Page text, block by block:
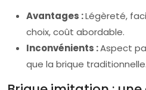
Avantages :Légèreté,
choix, coût abordable.
Inconvénients :Aspect
que la brique traditionnelle.